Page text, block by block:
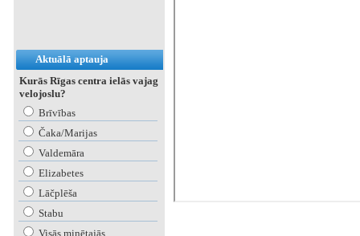
Aktuālā aptauja
Kurās Rīgas centra ielās vajag
velojoslu?
Brīvības
Čaka/Marijas
Valdemāra
Elizabetes
Lāčplēša
Stabu
Visās minētajās